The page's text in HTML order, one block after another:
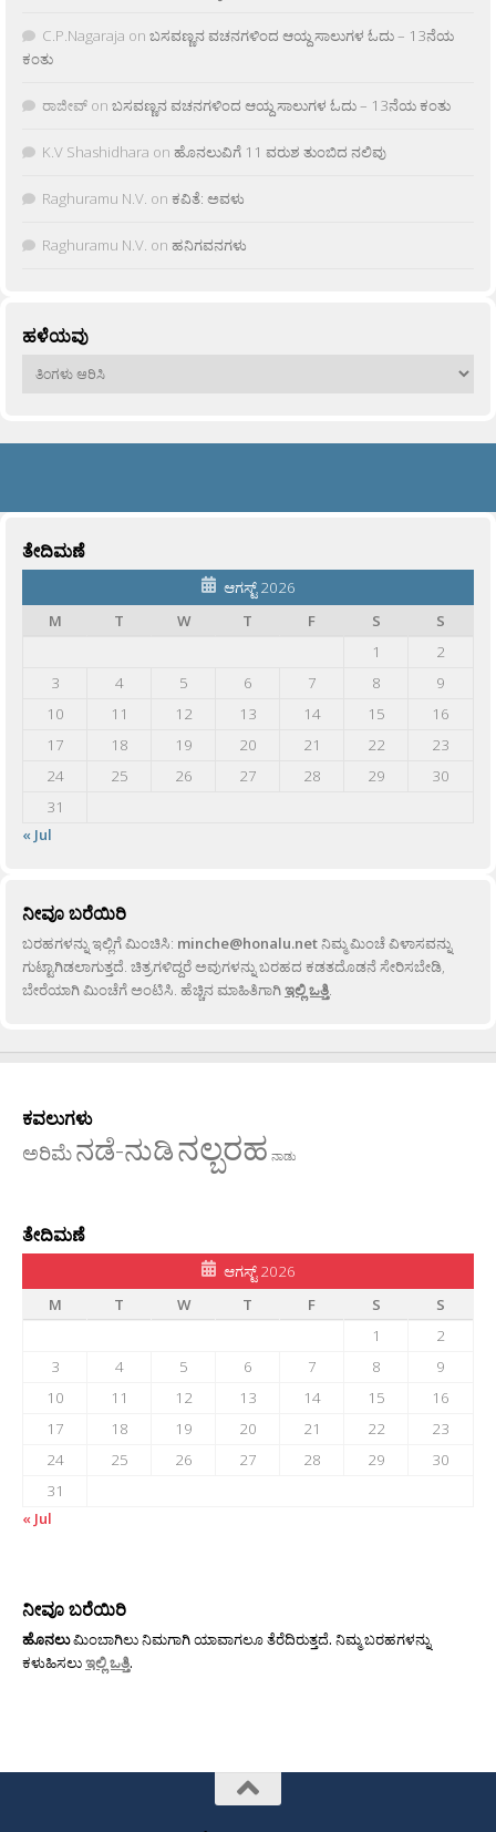
C.P.Nagaraja on ಬಸವಣ್ಣನ ವಚನಗಳಿಂದ ಆಯ್ದ ಸಾಲುಗಳ ಓದು – 13ನೆಯ
ಕಂತು
ರಾಜೀವ್ on ಬಸವಣ್ಣನ ವಚನಗಳಿಂದ ಆಯ್ದ ಸಾಲುಗಳ ಓದು – 13ನೆಯ ಕಂತು
K.V Shashidhara on ಹೊನಲುವಿಗೆ 11 ವರುಶ ತುಂಬಿದ ನಲಿವು
Raghuramu N.V. on ಕವಿತೆ: ಅವಳು
Raghuramu N.V. on ಹನಿಗವನಗಳು
ಹಳೆಯವು
ಹಳೆಯವು
ತೇದಿಮಣೆ
ಆಗಸ್ಟ್ 2026
M
T W T F S
S
1
2
3
4 5 6 7 8
9
10
11 12 13 14 15
16
17
18 19 20 21 22
23
24
25 26 27 28 29
30
31
« Jul
ನೀವೂ ಬರೆಯಿರಿ
ಬರಹಗಳನ್ನು ಇಲ್ಲಿಗೆ ಮಿಂಚಿಸಿ: minche@honalu.netನಿಮ್ಮ ಮಿಂಚೆ ವಿಳಾಸವನ್ನು
ಗುಟ್ಟಾಗಿಡಲಾಗುತ್ತದೆ. ಚಿತ್ರಗಳಿದ್ದರೆ ಅವುಗಳನ್ನು ಬರಹದ ಕಡತದೊಡನೆ ಸೇರಿಸಬೇಡಿ,
ಬೇರೆಯಾಗಿ ಮಿಂಚೆಗೆ ಅಂಟಿಸಿ. ಹೆಚ್ಚಿನ ಮಾಹಿತಿಗಾಗಿಇಲ್ಲಿ ಒತ್ತಿ.
ಕವಲುಗಳು
ಅರಿಮೆನಡೆ-ನುಡಿನಲ್ಬರಹ ನಾಡು
ತೇದಿಮಣೆ
ಆಗಸ್ಟ್ 2026
M
T W T F S
S
1
2
3
4 5 6 7 8
9
10
11 12 13 14 15
16
17
18 19 20 21 22
23
24
25 26 27 28 29
30
31
« Jul
ನೀವೂ ಬರೆಯಿರಿ
ಹೊನಲುಮಿಂಬಾಗಿಲು ನಿಮಗಾಗಿ ಯಾವಾಗಲೂ ತೆರೆದಿರುತ್ತದೆ. ನಿಮ್ಮ ಬರಹಗಳನ್ನು
ಕಳುಹಿಸಲುಇಲ್ಲಿ ಒತ್ತಿ.